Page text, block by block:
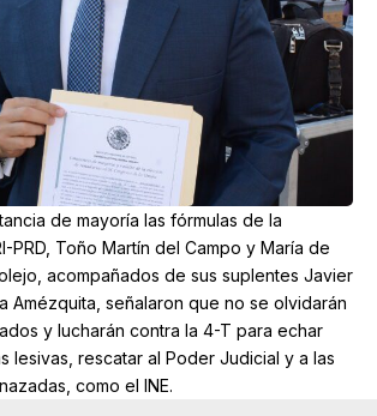
de mayoría las fórmulas de la
PRD, Toño Martín del Campo y María de
acompañados de sus suplentes Javier
Amézquita, señalaron que no se olvidarán
y lucharán contra la 4-T para echar
lesivas, rescatar al Poder Judicial y a las
como el INE.